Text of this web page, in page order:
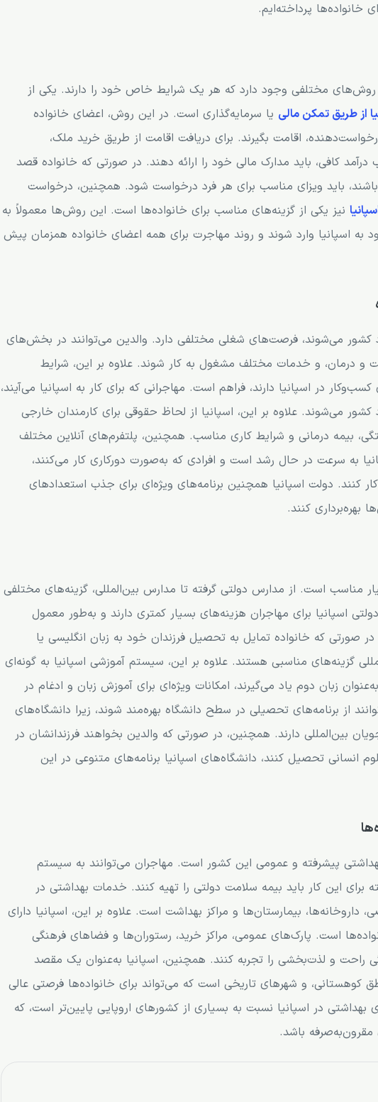
خانواده
خانواده‌ها پرداخته‌ایم.
روش‌های مختلفی وجود دارد که هر یک شرایط خاص خود را دارند. یکی از
از طریق تمکن مالی یا سرمایه‌گذاری است. در این روش، اعضای خانواده
اقامت بگیرند. برای دریافت اقامت از طریق خرید ملک،
کافی، باید مدارک مالی خود را ارائه دهند. در صورتی که خانواده قصد
باید ویزای مناسب برای هر فرد درخواست شود. همچنین، درخواست
نیز یکی از گزینه‌های مناسب برای خانواده‌ها است. این روش‌ها معمولاً به
به اسپانیا وارد شوند و روند مهاجرت برای همه اعضای خانواده همزمان پیش
کشور می‌شوند، فرصت‌های شغلی مختلفی دارد. والدین می‌توانند در بخش‌های
و درمان، و خدمات مختلف مشغول به کار شوند. علاوه بر این، شرایط
کسب‌وکار در اسپانیا دارند، فراهم است. مهاجرانی که برای کار به اسپانیا می‌آیند،
کشور می‌شوند. علاوه بر این، اسپانیا از لحاظ حقوقی برای کارمندان خارجی
بیمه درمانی و شرایط کاری مناسب. همچنین، پلتفرم‌های آنلاین مختلف
به سرعت در حال رشد است و افرادی که به‌صورت دورکاری کار می‌کنند،
کنند. دولت اسپانیا همچنین برنامه‌های ویژه‌ای برای جذب استعدادهای
بهره‌برداری کنند.
مناسب است. از مدارس دولتی گرفته تا مدارس بین‌المللی، گزینه‌های مختلفی
اسپانیا برای مهاجران هزینه‌های بسیار کمتری دارند و به‌طور معمول
صورتی که خانواده تمایل به تحصیل فرزندان خود به زبان انگلیسی یا
گزینه‌های مناسبی هستند. علاوه بر این، سیستم آموزشی اسپانیا به گونه‌ای
زبان دوم یاد می‌گیرند، امکانات ویژه‌ای برای آموزش زبان و ادغام در
از برنامه‌های تحصیلی در سطح دانشگاه بهره‌مند شوند، زیرا دانشگاه‌های
بین‌المللی دارند. همچنین، در صورتی که والدین بخواهند فرزندانشان در
انسانی تحصیل کنند، دانشگاه‌های اسپانیا برنامه‌های متنوعی در این
پیشرفته و عمومی این کشور است. مهاجران می‌توانند به سیستم
برای این کار باید بیمه سلامت دولتی را تهیه کنند. خدمات بهداشتی در
بیمارستان‌ها و مراکز بهداشت است. علاوه بر این، اسپانیا دارای
است. پارک‌های عمومی، مراکز خرید، رستوران‌ها و فضاهای فرهنگی
راحت و لذت‌بخشی را تجربه کنند. همچنین، اسپانیا به‌عنوان یک مقصد
کوهستانی، و شهرهای تاریخی است که می‌تواند برای خانواده‌ها فرصتی عالی
بهداشتی در اسپانیا نسبت به بسیاری از کشورهای اروپایی پایین‌تر است، که
مقرون‌به‌صرفه باشد.